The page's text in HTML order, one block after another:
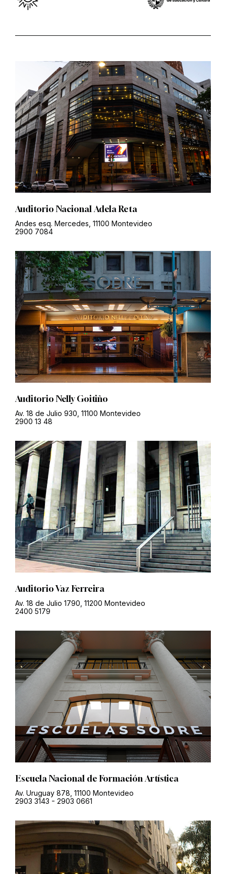
Auditorio Nacional Adela Reta
Andes esq. Mercedes, 11100 Montevideo
2900 7084
Auditorio Nelly Goitiño
Av. 18 de Julio 930, 11100 Montevideo
2900 13 48
Auditorio Vaz Ferreira
Av. 18 de Julio 1790, 11200 Montevideo
2400 5179
Escuela Nacional de Formación Artística
Av. Uruguay 878, 11100 Montevideo
2903 3143 - 2903 0661